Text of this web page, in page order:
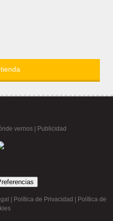
vernos | Publicidad
Política de Privacidad
Política de